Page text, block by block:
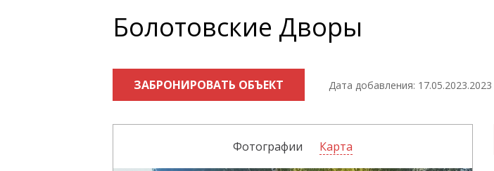
Болотовские Дворы
ЗАБРОНИРОВАТЬ ОБЪЕКТ Дата добавления: 17.05.2023.2023
Фотографии Карта